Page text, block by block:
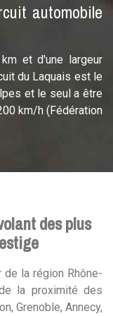
automobile
et d'une largeur
du Laquais est le
et le seul a être
km/h (Fédération
des plus
la région Rhône-
la proximité des
Grenoble, Annecy,